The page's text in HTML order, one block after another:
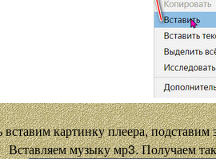
вставим картинку плеера, подставим
Вставляем музыку мр3. Получаем